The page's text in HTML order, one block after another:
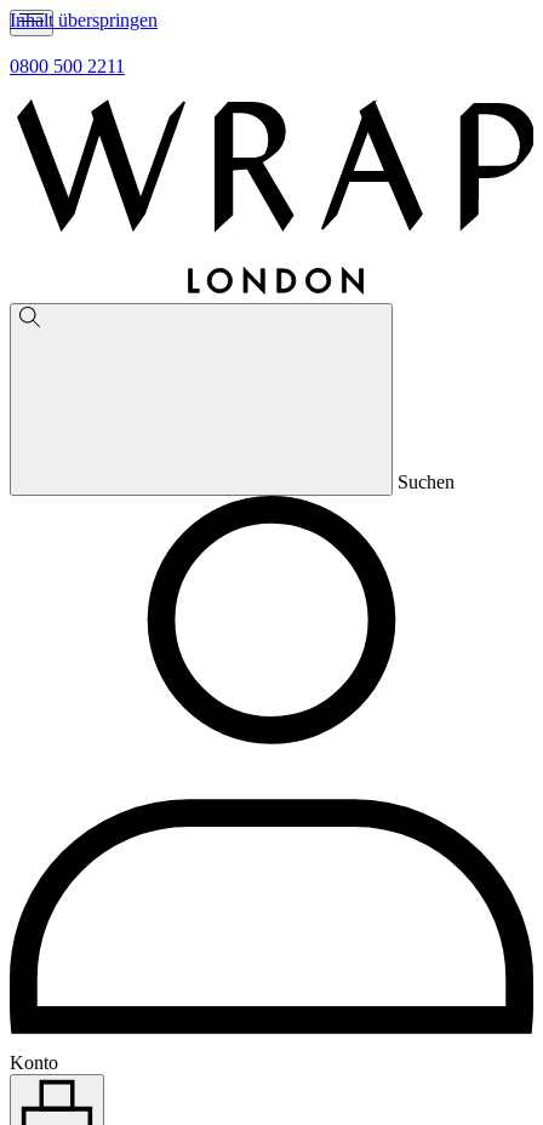
Inhalt überspringen
0800 500 2211
Suchen
Konto